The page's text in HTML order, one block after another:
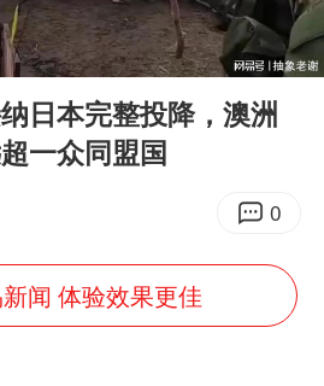
郑国霖回应去景区上班被保安拦下
浙江舟山21条水上客运航线停航
空调发明出来竟然不是为了给人降温
年4位周星驰电影配角去世
号召领导带头休假 是大家不想休吗
03:24
日本完整投降，澳洲
一众同盟国
0
闻 体验效果更佳